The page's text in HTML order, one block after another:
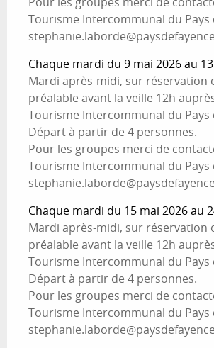
Tourisme Intercommunal du Pays
Chaque mardi du 9 mai 2026 au
Mardi après-midi, sur réservation
préalable avant la veille 12h
Tourisme Intercommunal du Pays
Départ à partir de 4 personnes.
Pour les groupes merci de
Tourisme Intercommunal du Pays
Chaque mardi du 15 mai 2026 au
Mardi après-midi, sur réservation
préalable avant la veille 12h
Tourisme Intercommunal du Pays
Départ à partir de 4 personnes.
Pour les groupes merci de
Tourisme Intercommunal du Pays